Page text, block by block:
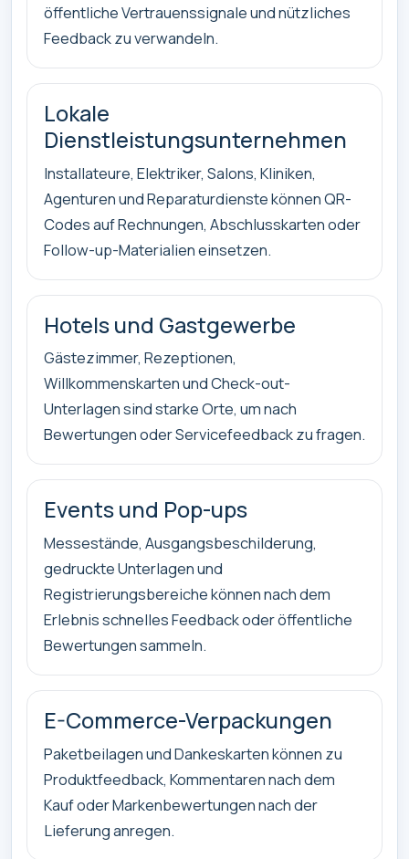
öffentliche Vertrauenssignale und nützliches
Feedback zu verwandeln.
Lokale
Dienstleistungsunternehmen
Installateure, Elektriker, Salons, Kliniken,
Agenturen und Reparaturdienste können QR-
Codes auf Rechnungen, Abschlusskarten oder
Follow-up-Materialien einsetzen.
Hotels und Gastgewerbe
Gästezimmer, Rezeptionen,
Willkommenskarten und Check-out-
Unterlagen sind starke Orte, um nach
Bewertungen oder Servicefeedback zu fragen.
Events und Pop-ups
Messestände, Ausgangsbeschilderung,
gedruckte Unterlagen und
Registrierungsbereiche können nach dem
Erlebnis schnelles Feedback oder öffentliche
Bewertungen sammeln.
E-Commerce-Verpackungen
Paketbeilagen und Dankeskarten können zu
Produktfeedback, Kommentaren nach dem
Kauf oder Markenbewertungen nach der
Lieferung anregen.